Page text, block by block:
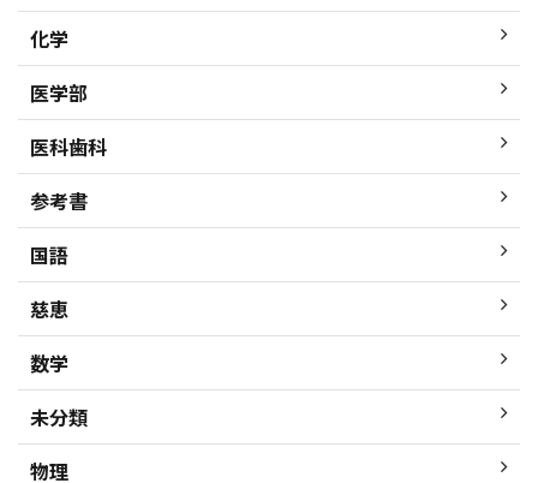
化学
医学部
医科歯科
参考書
国語
慈恵
数学
未分類
物理